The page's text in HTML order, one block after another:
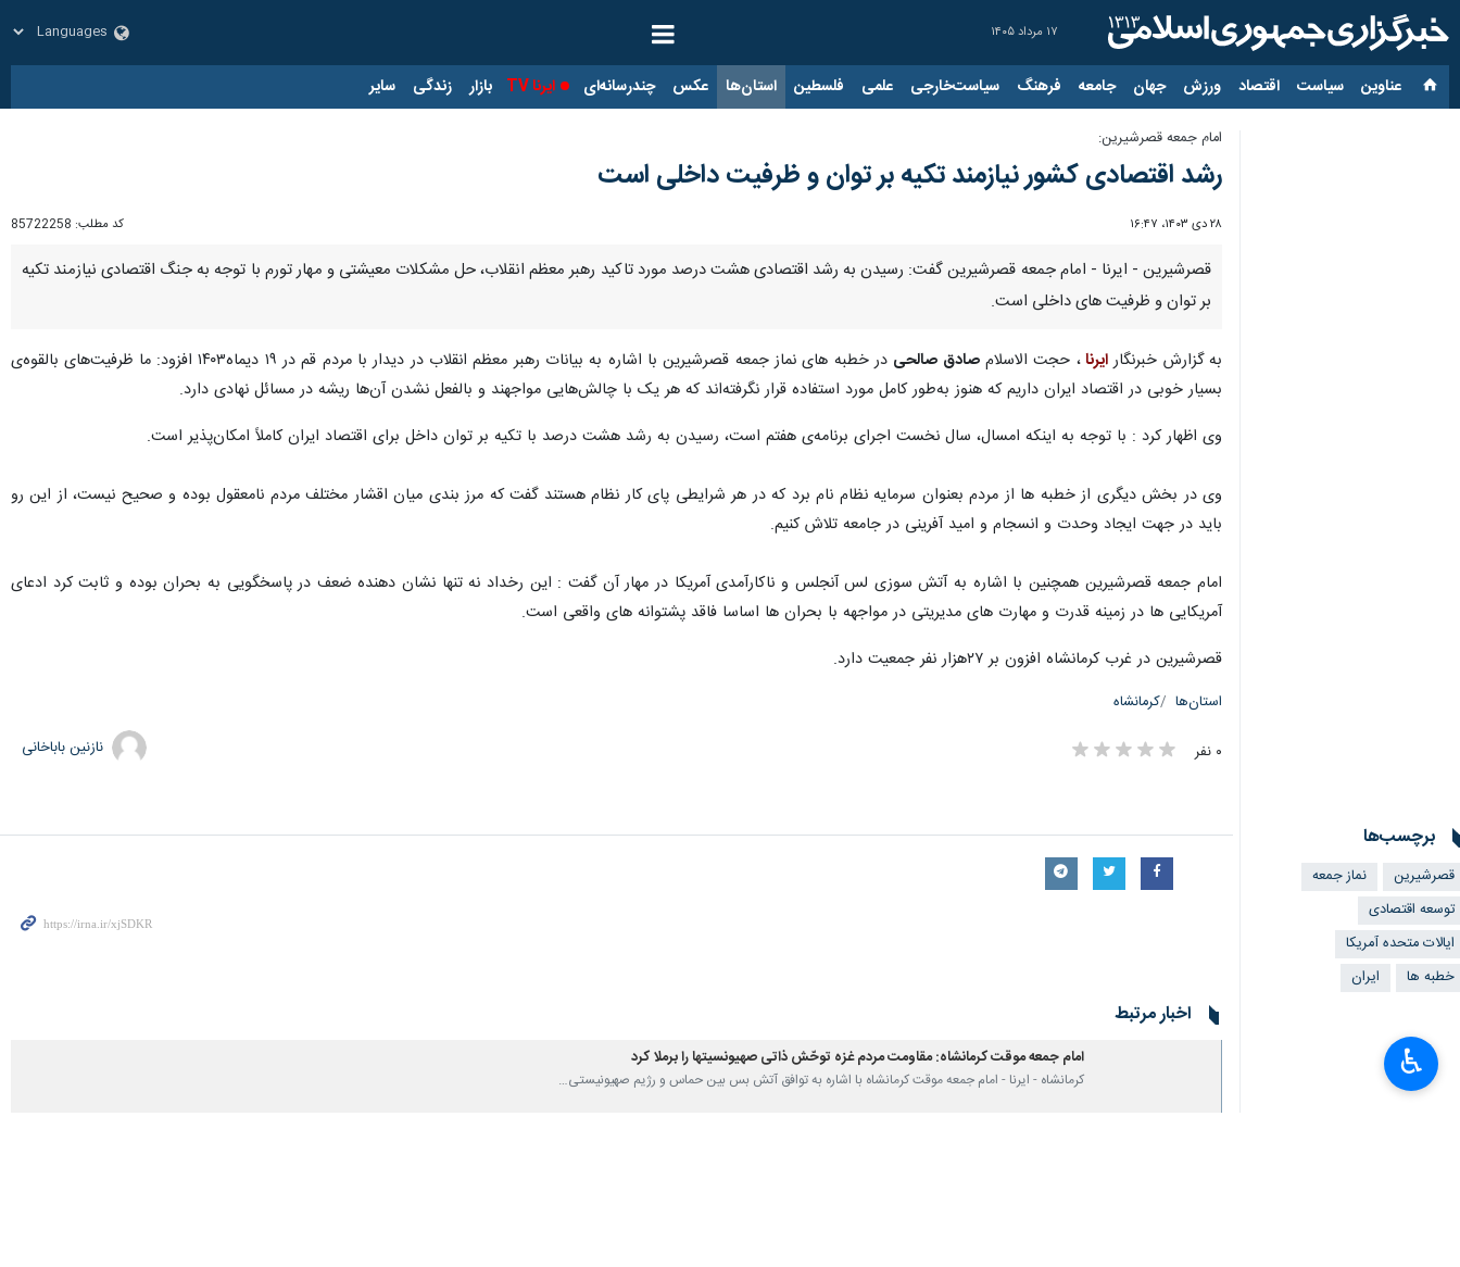
۱۷ مرداد ۱۴۰۵
عناوین‌ سیاست اقتصاد ورزش جهان جامعه فرهنگ سیاست‌خارجی علمی فلسطین استان‌ها عکس چندرسانه‌ای ایرنا TV بازار زندگی سایر
×
امام جمعه قصرشیرین:
رشد اقتصادی کشور نیازمند تکیه بر توان و ظرفیت داخلی است
۲۸ دی ۱۴۰۳، ۱۶:۴۷ کد مطلب: 85722258
قصرشیرین - ایرنا - امام جمعه قصرشیرین گفت: رسیدن به رشد اقتصادی هشت درصد مورد تاکید رهبر معظم انقلاب، حل مشکلات معیشتی و مهار تورم با توجه به جنگ اقتصادی نیازمند تکیه
بر توان و ظرفیت های داخلی است.
به گزارش خبرنگارایرنا، حجت الاسلامصادق صالحی
در خطبه های نماز جمعه قصرشیرین با اشاره به بیانات رهبر معظم انقلاب در دیدار با مردم قم در ۱۹ دیماه۱۴۰۳ افزود: ما ظرفیت‌های بالقوه‌ی
بسیار خوبی در اقتصاد ایران داریم که هنوز به‌طور کامل مورد استفاده قرار نگرفته‌اند که هر یک با چالش‌هایی مواجهند و بالفعل نشدن آن‌ها ریشه در مسائل نهادی دارد.
وی اظهار کرد : با توجه به اینکه امسال، سال نخست اجرای برنامه‌ی هفتم است، رسیدن به رشد هشت درصد با تکیه بر توان داخل برای اقتصاد ایران کاملاً امکان‌پذیر است.
وی در بخش دیگری از خطبه ها از مردم بعنوان سرمایه نظام نام برد که در هر شرایطی پای کار نظام هستند گفت که مرز بندی میان اقشار مختلف مردم نامعقول بوده و صحیح نیست، از این رو
باید در جهت ایجاد وحدت و انسجام و امید آفرینی در جامعه تلاش کنیم.
امام جمعه قصرشیرین همچنین با اشاره به آتش سوزی لس آنجلس و ناکارآمدی آمریکا در مهار آن گفت : این رخداد نه تنها نشان دهنده ضعف در پاسخگویی به بحران بوده و ثابت کرد ادعای
آمریکایی ها در زمینه قدرت و مهارت های مدیریتی در مواجهه با بحران ها اساسا فاقد پشتوانه های واقعی است.
قصرشیرین در غرب کرمانشاه افزون بر ۲۷هزار نفر جمعیت دارد.
استان‌ها کرمانشاه
۰ نفر نازنین باباخانی
برچسب‌ها
قصرشیرین
نماز جمعه
توسعه اقتصادی
ایالات متحده آمریکا
خطبه ها
ایران
اخبار مرتبط
امام جمعه موقت کرمانشاه: مقاومت مردم غزه توحّش ذاتی صهیونسیتها را برملا کرد
کرمانشاه - ایرنا - امام جمعه موقت کرمانشاه با اشاره به توافق آتش بس بین حماس و رژیم صهیونیستی… ♿︎